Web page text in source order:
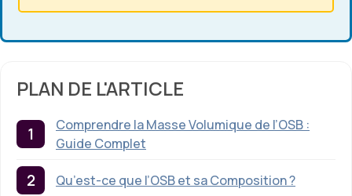
PLAN DE L'ARTICLE
Comprendre la Masse Volumique de l’OSB :
Guide Complet
Qu’est-ce que l’OSB et sa Composition ?